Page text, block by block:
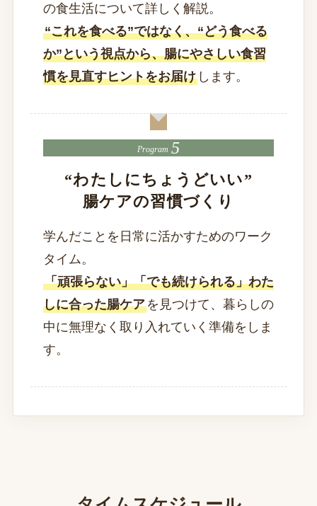
の食生活について詳しく解説。
“これを食べる”ではなく、“どう食べる
か”という視点から、腸にやさしい食習
慣を見直すヒントをお届けします。
Program
“わたしにちょうどいい”
腸ケアの習慣づくり
学んだことを日常に活かすためのワーク
タイム。
「頑張らない」「でも続けられる」わた
しに合った腸ケアを見つけて、暮らしの
中に無理なく取り入れていく準備をしま
す。